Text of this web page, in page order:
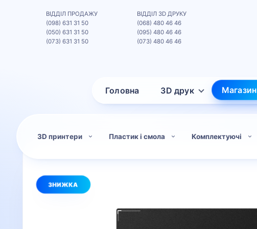
Головна 3D друк Магазин
ВІДДІЛ ПРОДАЖУ
(098) 631 31 50
(050) 631 31 50
(073) 631 31 50
ВІДДІЛ 3D ДРУКУ
(068) 480 46 46
(095) 480 46 46
(073) 480 46 46
3D принтери Пластик і смола Комплектуючі